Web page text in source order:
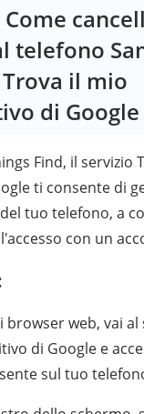
Come
telefono
il mio
di Google
Find, il servizio
ti consente di
tuo telefono, a
con un
browser web, vai al
di Google e
sul tuo